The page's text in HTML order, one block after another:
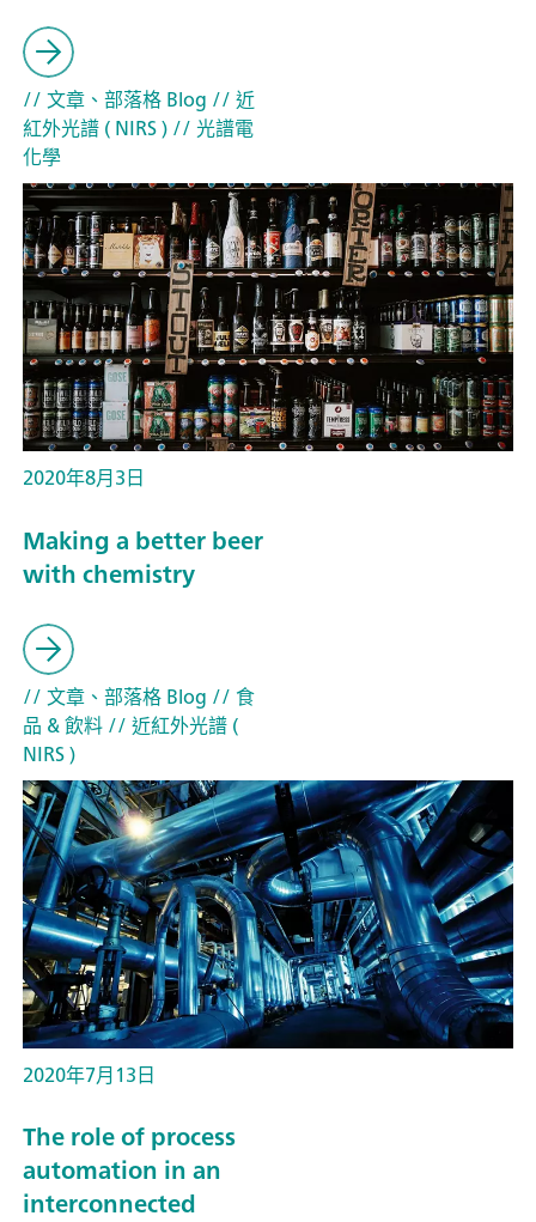
// 文章、部落格 Blog // 近
紅外光譜 ( NIRS )// 光譜電
化學
2020年8月3日
Making a better beer
with chemistry
// 文章、部落格 Blog // 食
品 & 飲料// 近紅外光譜 (
NIRS )
2020年7月13日
The role of process
automation in an
interconnected